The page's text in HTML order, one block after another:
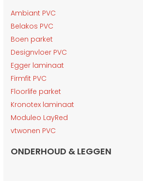
Ambiant PVC
Belakos PVC
Boen parket
Designvloer PVC
Egger laminaat
Firmfit PVC
Floorlife parket
Kronotex laminaat
Moduleo LayRed
vtwonen PVC
ONDERHOUD & LEGGEN